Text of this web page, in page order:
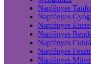
Napfényes
Napfényes
Napfényes
Napfényes
Napfényes
Napfényes
Napfényes